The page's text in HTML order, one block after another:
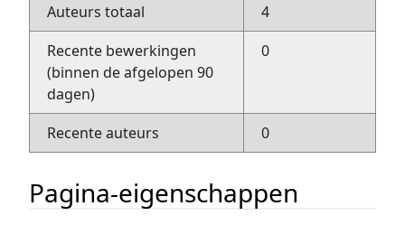
Auteurs totaal
4
Recente bewerkingen
(binnen de afgelopen 90
dagen)
0
Recente auteurs 0
Pagina-eigenschappen